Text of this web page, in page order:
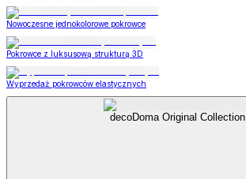
Nowoczesne jednokolorowe pokrowce
Pokrowce z luksusową strukturą 3D
Wyprzedaż pokrowców elastycznych
decoDoma Original Collection